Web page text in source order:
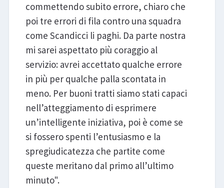
commettendo subito errore, chiaro che
poi tre errori di fila contro una squadra
come Scandicci li paghi. Da parte nostra
mi sarei aspettato più coraggio al
servizio: avrei accettato qualche errore
in più per qualche palla scontata in
meno. Per buoni tratti siamo stati capaci
nell’atteggiamento di esprimere
un’intelligente iniziativa, poi è come se
si fossero spenti l’entusiasmo e la
spregiudicatezza che partite come
queste meritano dal primo all’ultimo
minuto".